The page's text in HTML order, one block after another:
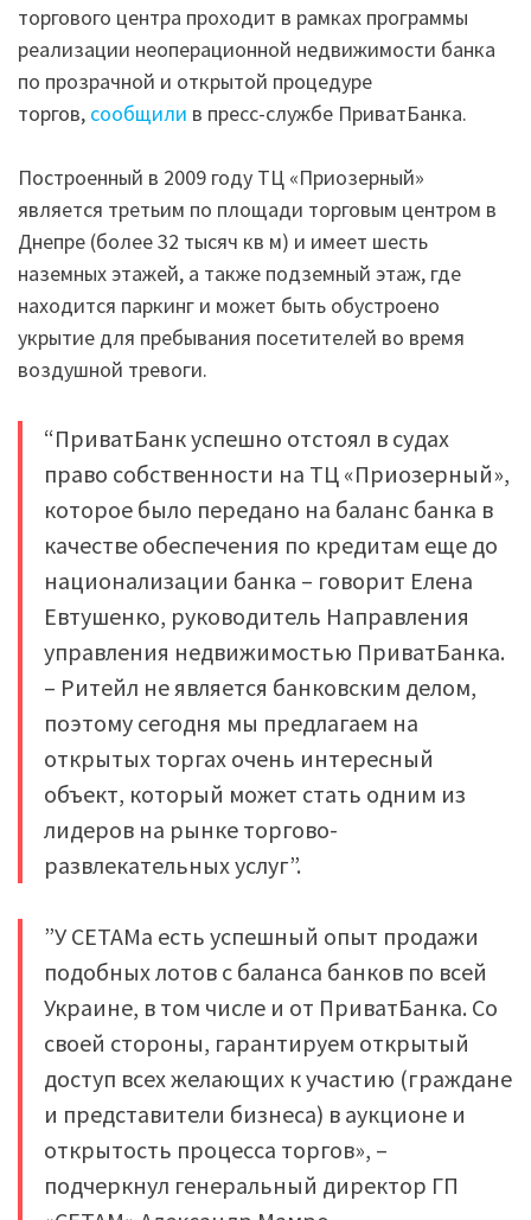
торгового центра проходит в рамках программы
реализации неоперационной недвижимости банка
по прозрачной и открытой процедуре
торгов, сообщили в пресс-службе ПриватБанка.
Построенный в 2009 году ТЦ «Приозерный»
является третьим по площади торговым центром в
Днепре (более 32 тысяч кв м) и имеет шесть
наземных этажей, а также подземный этаж, где
находится паркинг и может быть обустроено
укрытие для пребывания посетителей во время
воздушной тревоги.
“ПриватБанк успешно отстоял в судах
право собственности на ТЦ «Приозерный»,
которое было передано на баланс банка в
качестве обеспечения по кредитам еще до
национализации банка – говорит Елена
Евтушенко, руководитель Направления
управления недвижимостью ПриватБанка.
– Ритейл не является банковским делом,
поэтому сегодня мы предлагаем на
открытых торгах очень интересный
объект, который может стать одним из
лидеров на рынке торгово-
развлекательных услуг”.
”У СЕТАМа есть успешный опыт продажи
подобных лотов с баланса банков по всей
Украине, в том числе и от ПриватБанка. Со
своей стороны, гарантируем открытый
доступ всех желающих к участию (граждане
и представители бизнеса) в аукционе и
открытость процесса торгов», –
подчеркнул генеральный директор ГП